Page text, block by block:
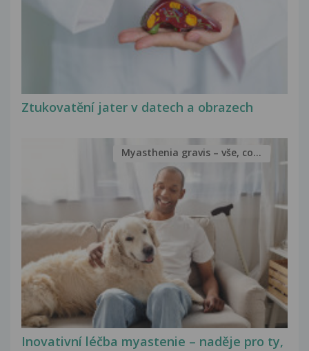
Ztukovatění jater v datech a obrazech
Inovativní léčba myastenie – naděje pro ty,
Myasthenia gravis – vše, co...